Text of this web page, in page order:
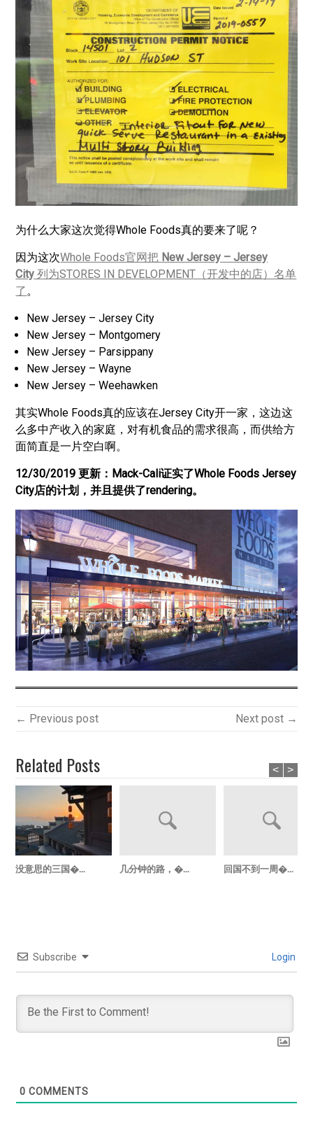
为什么大家这次觉得Whole Foods真的要来了呢？
因为这次Whole Foods官网把 New Jersey – Jersey
City 列为STORES IN DEVELOPMENT（开发中的店）名单
了。
New Jersey – Jersey City
New Jersey – Montgomery
New Jersey – Parsippany
New Jersey – Wayne
New Jersey – Weehawken
其实Whole Foods真的应该在Jersey City开一家，这边这
么多中产收入的家庭，对有机食品的需求很高，而供给方
面简直是一片空白啊。
12/30/2019 更新：Mack-Cali证实了Whole Foods Jersey
City店的计划，并且提供了rendering。
← Previous post Next post →
Related Posts
没意思的三国�... 几分钟的路，�... 回国不到一周�...
< >
Subscribe Login
0 COMMENTS